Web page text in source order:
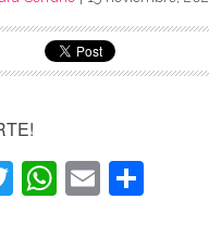
TwitterEmail